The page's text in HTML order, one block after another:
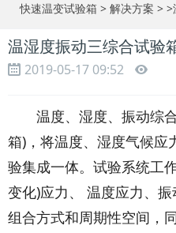
快速温变试验箱 > 解决方案 > >
温湿度振动三综合试验
2019-05-17 09:52
温度、湿度、振动综合
箱)，将温度、湿度气候应
验集成一体。试验系统工
变化)应力、 温度应力、
组合方式和周期性空间，